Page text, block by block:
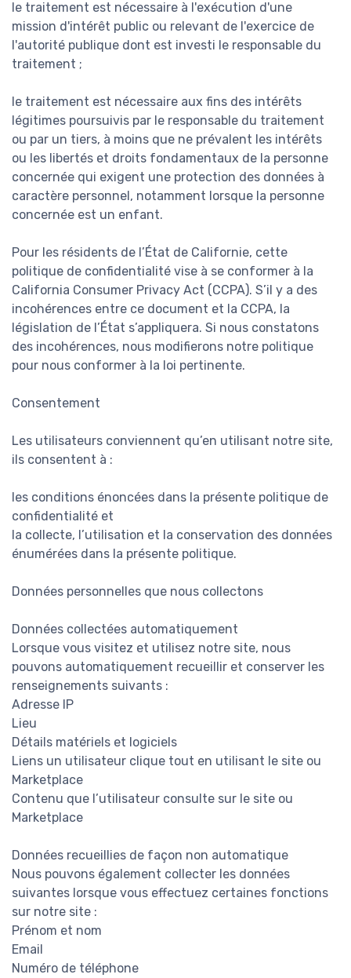
le traitement est nécessaire à l'exécution d'une
mission d'intérêt public ou relevant de l'exercice de
l'autorité publique dont est investi le responsable du
traitement ;
le traitement est nécessaire aux fins des intérêts
légitimes poursuivis par le responsable du traitement
ou par un tiers, à moins que ne prévalent les intérêts
ou les libertés et droits fondamentaux de la personne
concernée qui exigent une protection des données à
caractère personnel, notamment lorsque la personne
concernée est un enfant.
Pour les résidents de l’État de Californie, cette
politique de confidentialité vise à se conformer à la
California Consumer Privacy Act (CCPA). S’il y a des
incohérences entre ce document et la CCPA, la
législation de l’État s’appliquera. Si nous constatons
des incohérences, nous modifierons notre politique
pour nous conformer à la loi pertinente.
Consentement
Les utilisateurs conviennent qu’en utilisant notre site,
ils consentent à :
les conditions énoncées dans la présente politique de
confidentialité et
la collecte, l’utilisation et la conservation des données
énumérées dans la présente politique.
Données personnelles que nous collectons
Données collectées automatiquement
Lorsque vous visitez et utilisez notre site, nous
pouvons automatiquement recueillir et conserver les
renseignements suivants :
Adresse IP
Lieu
Détails matériels et logiciels
Liens un utilisateur clique tout en utilisant le site ou
Marketplace
Contenu que l’utilisateur consulte sur le site ou
Marketplace
Données recueillies de façon non automatique
Nous pouvons également collecter les données
suivantes lorsque vous effectuez certaines fonctions
sur notre site :
Prénom et nom
Email
Numéro de téléphone